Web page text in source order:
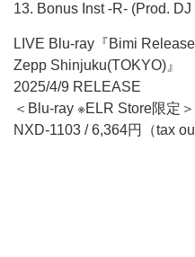
13. Bonus Inst -R- (Prod. DJ
LIVE Blu-ray『Bimi
Zepp Shinjuku(TOKYO)』
2025/4/9 RELEASE
＜Blu-ray ※ELR Store限定＞
NXD-1103 / 6,364円（tax out